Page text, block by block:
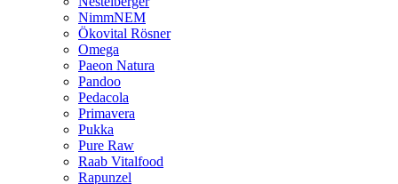
NimmNEM
Ökovital Rösner
Omega
Paeon Natura
Pandoo
Pedacola
Primavera
Pukka
Pure Raw
Raab Vitalfood
Rapunzel